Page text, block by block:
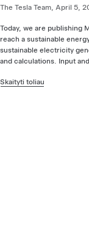
The Tesla Team, April 5,
Today, we are publishing
reach a sustainable
sustainable electricity
and calculations. Input
Skaityti toliau